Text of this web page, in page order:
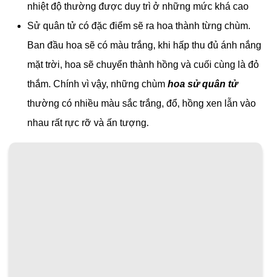
nhiệt độ thường được duy trì ở những mức khá cao
Sử quân tử có đặc điểm sẽ ra hoa thành từng chùm.
Ban đầu hoa sẽ có màu trắng, khi hấp thu đủ ánh nắng
mặt trời, hoa sẽ chuyển thành hồng và cuối cùng là đỏ
thắm. Chính vì vậy, những chùm hoa sử quân tử
thường có nhiều màu sắc trắng, đổ, hồng xen lẫn vào
nhau rất rực rỡ và ấn tượng.